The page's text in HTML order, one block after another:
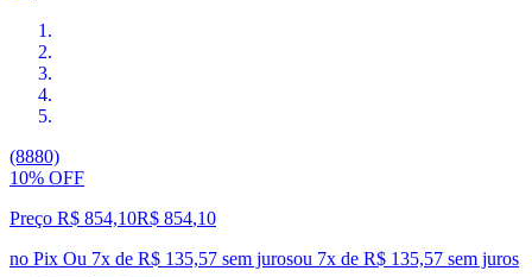
(8880)
10% OFF
Preço R$ 854,10R$ 854,10
no Pix Ou 7x de R$ 135,57 sem jurosou 7x de R$ 135,57 sem juros